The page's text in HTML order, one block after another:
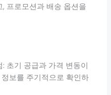
프로모션과 배송 옵션을
초기 공급과 가격 변동이
보를 주기적으로 확인하